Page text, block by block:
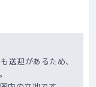
送迎があるため、